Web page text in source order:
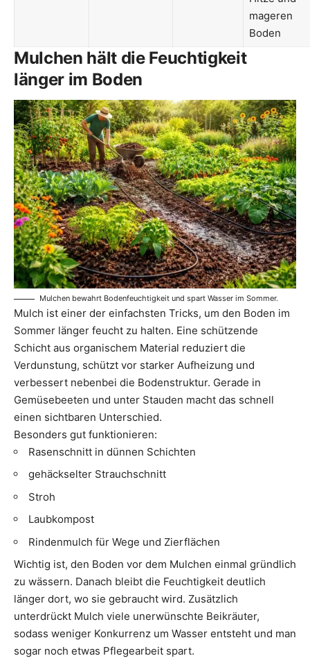
mageren
Boden
Mulchen hält die Feuchtigkeit
länger im Boden
Mulchen bewahrt Bodenfeuchtigkeit und spart Wasser im Sommer.
Mulch ist einer der einfachsten Tricks, um den Boden im
Sommer länger feucht zu halten. Eine schützende
Schicht aus organischem Material reduziert die
Verdunstung, schützt vor starker Aufheizung und
verbessert nebenbei die Bodenstruktur. Gerade in
Gemüsebeeten und unter Stauden macht das schnell
einen sichtbaren Unterschied.
Besonders gut funktionieren:
Rasenschnitt in dünnen Schichten
gehäckselter Strauchschnitt
Stroh
Laubkompost
Rindenmulch für Wege und Zierflächen
Wichtig ist, den Boden vor dem Mulchen einmal gründlich
zu wässern. Danach bleibt die Feuchtigkeit deutlich
länger dort, wo sie gebraucht wird. Zusätzlich
unterdrückt Mulch viele unerwünschte Beikräuter,
sodass weniger Konkurrenz um Wasser entsteht und man
sogar noch etwas Pflegearbeit spart.